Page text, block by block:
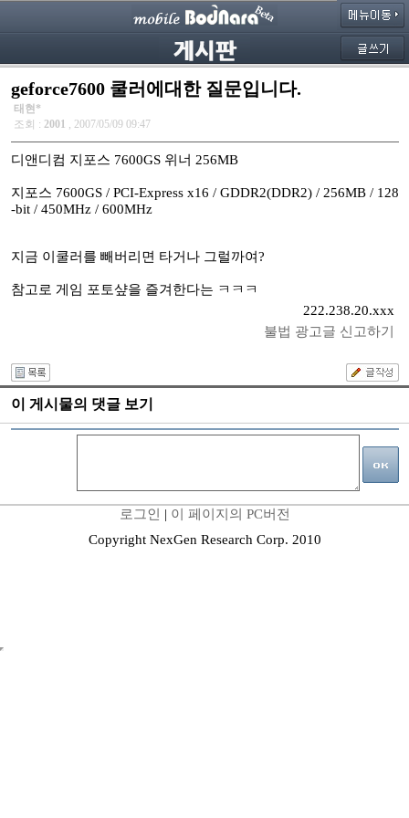
geforce7600 쿨러에대한 질문입니다.
태현*
조회 : 2001 , 2007/05/09 09:47
디앤디컴 지포스 7600GS 위너 256MB
지포스 7600GS / PCI-Express x16 / GDDR2(DDR2) / 256MB / 128
-bit / 450MHz / 600MHz
지금 이쿨러를 빼버리면 타거나 그럴까여?
참고로 게임 포토샾을 즐겨한다는 ㅋㅋㅋ
222.238.20.xxx
불법 광고글 신고하기
이 게시물의 댓글 보기
로그인 | 이 페이지의 PC버전
Copyright NexGen Research Corp. 2010